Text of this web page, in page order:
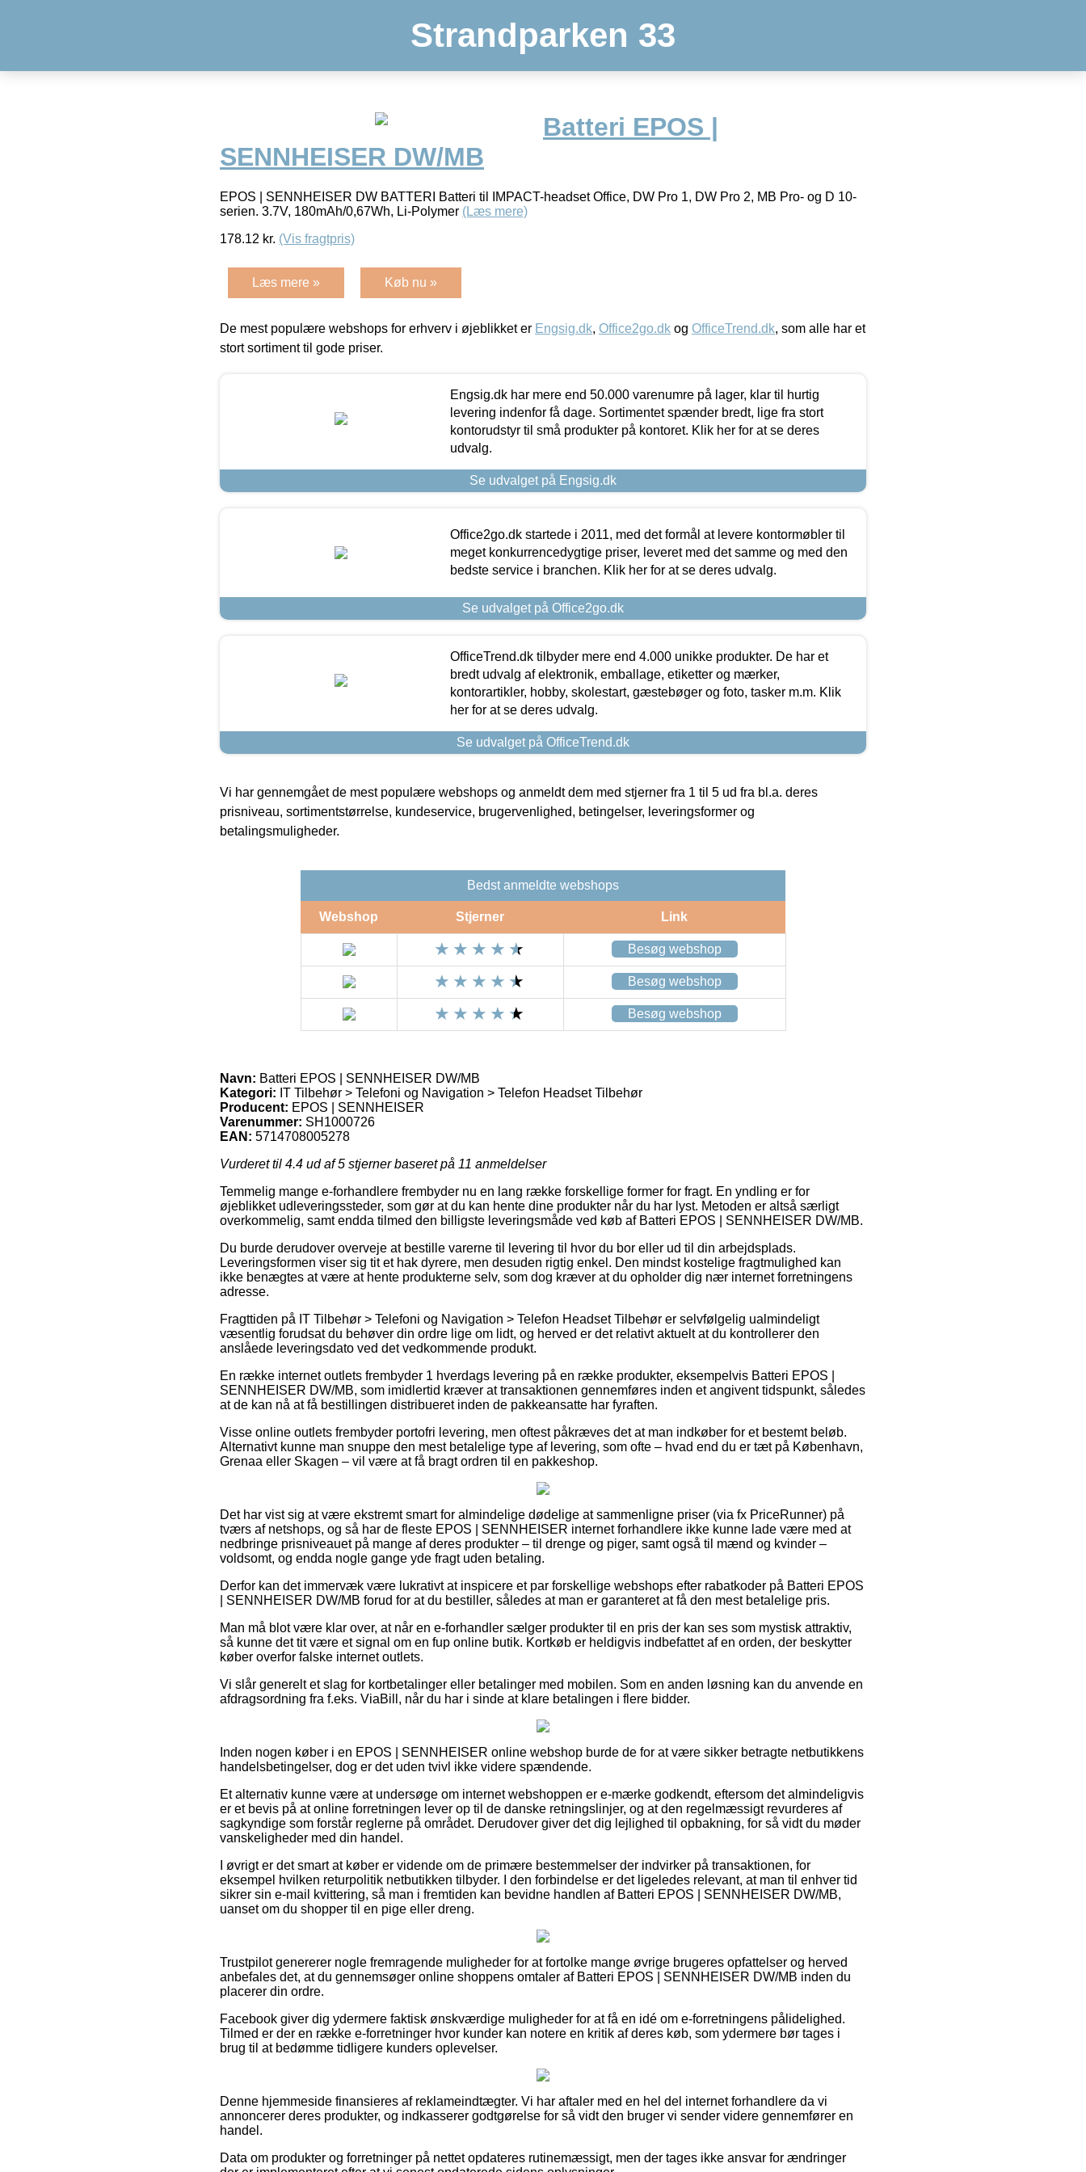
Strandparken 33
Batteri EPOS |
SENNHEISER DW/MB
EPOS | SENNHEISER DW BATTERI Batteri til IMPACT-headset Office, DW Pro 1, DW Pro 2, MB Pro- og D 10-
serien. 3.7V, 180mAh/0,67Wh, Li-Polymer (Læs mere)
178.12 kr. (Vis fragtpris)
Læs mere » Køb nu »
De mest populære webshops for erhverv i øjeblikket er Engsig.dk, Office2go.dk og OfficeTrend.dk, som alle har et
stort sortiment til gode priser.
Engsig.dk har mere end 50.000 varenumre på lager, klar til hurtig
levering indenfor få dage. Sortimentet spænder bredt, lige fra stort
kontorudstyr til små produkter på kontoret. Klik her for at se deres
udvalg.
Se udvalget på Engsig.dk
Office2go.dk startede i 2011, med det formål at levere kontormøbler til
meget konkurrencedygtige priser, leveret med det samme og med den
bedste service i branchen. Klik her for at se deres udvalg.
Se udvalget på Office2go.dk
OfficeTrend.dk tilbyder mere end 4.000 unikke produkter. De har et
bredt udvalg af elektronik, emballage, etiketter og mærker,
kontorartikler, hobby, skolestart, gæstebøger og foto, tasker m.m. Klik
her for at se deres udvalg.
Se udvalget på OfficeTrend.dk
Vi har gennemgået de mest populære webshops og anmeldt dem med stjerner fra 1 til 5 ud fra bl.a. deres
prisniveau, sortimentstørrelse, kundeservice, brugervenlighed, betingelser, leveringsformer og
betalingsmuligheder.
Bedst anmeldte webshops
Webshop Stjerner Link
Besøg webshop
Besøg webshop
Besøg webshop
Navn: Batteri EPOS | SENNHEISER DW/MB
Kategori: IT Tilbehør > Telefoni og Navigation > Telefon Headset Tilbehør
Producent: EPOS | SENNHEISER
Varenummer: SH1000726
EAN: 5714708005278
Vurderet til 4.4 ud af 5 stjerner baseret på 11 anmeldelser
Temmelig mange e-forhandlere frembyder nu en lang række forskellige former for fragt. En yndling er for
øjeblikket udleveringssteder, som gør at du kan hente dine produkter når du har lyst. Metoden er altså særligt
overkommelig, samt endda tilmed den billigste leveringsmåde ved køb af Batteri EPOS | SENNHEISER DW/MB.
Du burde derudover overveje at bestille varerne til levering til hvor du bor eller ud til din arbejdsplads.
Leveringsformen viser sig tit et hak dyrere, men desuden rigtig enkel. Den mindst kostelige fragtmulighed kan
ikke benægtes at være at hente produkterne selv, som dog kræver at du opholder dig nær internet forretningens
adresse.
Fragttiden på IT Tilbehør > Telefoni og Navigation > Telefon Headset Tilbehør er selvfølgelig ualmindeligt
væsentlig forudsat du behøver din ordre lige om lidt, og herved er det relativt aktuelt at du kontrollerer den
anslåede leveringsdato ved det vedkommende produkt.
En række internet outlets frembyder 1 hverdags levering på en række produkter, eksempelvis Batteri EPOS |
SENNHEISER DW/MB, som imidlertid kræver at transaktionen gennemføres inden et angivent tidspunkt, således
at de kan nå at få bestillingen distribueret inden de pakkeansatte har fyraften.
Visse online outlets frembyder portofri levering, men oftest påkræves det at man indkøber for et bestemt beløb.
Alternativt kunne man snuppe den mest betalelige type af levering, som ofte – hvad end du er tæt på København,
Grenaa eller Skagen – vil være at få bragt ordren til en pakkeshop.
Det har vist sig at være ekstremt smart for almindelige dødelige at sammenligne priser (via fx PriceRunner) på
tværs af netshops, og så har de fleste EPOS | SENNHEISER internet forhandlere ikke kunne lade være med at
nedbringe prisniveauet på mange af deres produkter – til drenge og piger, samt også til mænd og kvinder –
voldsomt, og endda nogle gange yde fragt uden betaling.
Derfor kan det immervæk være lukrativt at inspicere et par forskellige webshops efter rabatkoder på Batteri EPOS
| SENNHEISER DW/MB forud for at du bestiller, således at man er garanteret at få den mest betalelige pris.
Man må blot være klar over, at når en e-forhandler sælger produkter til en pris der kan ses som mystisk attraktiv,
så kunne det tit være et signal om en fup online butik. Kortkøb er heldigvis indbefattet af en orden, der beskytter
køber overfor falske internet outlets.
Vi slår generelt et slag for kortbetalinger eller betalinger med mobilen. Som en anden løsning kan du anvende en
afdragsordning fra f.eks. ViaBill, når du har i sinde at klare betalingen i flere bidder.
Inden nogen køber i en EPOS | SENNHEISER online webshop burde de for at være sikker betragte netbutikkens
handelsbetingelser, dog er det uden tvivl ikke videre spændende.
Et alternativ kunne være at undersøge om internet webshoppen er e-mærke godkendt, eftersom det almindeligvis
er et bevis på at online forretningen lever op til de danske retningslinjer, og at den regelmæssigt revurderes af
sagkyndige som forstår reglerne på området. Derudover giver det dig lejlighed til opbakning, for så vidt du møder
vanskeligheder med din handel.
I øvrigt er det smart at køber er vidende om de primære bestemmelser der indvirker på transaktionen, for
eksempel hvilken returpolitik netbutikken tilbyder. I den forbindelse er det ligeledes relevant, at man til enhver tid
sikrer sin e-mail kvittering, så man i fremtiden kan bevidne handlen af Batteri EPOS | SENNHEISER DW/MB,
uanset om du shopper til en pige eller dreng.
Trustpilot genererer nogle fremragende muligheder for at fortolke mange øvrige brugeres opfattelser og herved
anbefales det, at du gennemsøger online shoppens omtaler af Batteri EPOS | SENNHEISER DW/MB inden du
placerer din ordre.
Facebook giver dig ydermere faktisk ønskværdige muligheder for at få en idé om e-forretningens pålidelighed.
Tilmed er der en række e-forretninger hvor kunder kan notere en kritik af deres køb, som ydermere bør tages i
brug til at bedømme tidligere kunders oplevelser.
Denne hjemmeside finansieres af reklameindtægter. Vi har aftaler med en hel del internet forhandlere da vi
annoncerer deres produkter, og indkasserer godtgørelse for så vidt den bruger vi sender videre gennemfører en
handel.
Data om produkter og forretninger på nettet opdateres rutinemæssigt, men der tages ikke ansvar for ændringer